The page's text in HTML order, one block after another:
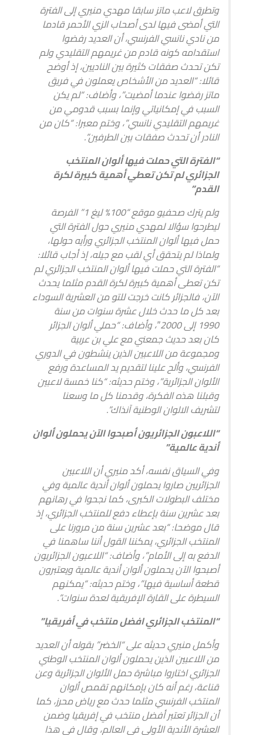
وتطرق لاعب ماتز سابقا مهدي منيري إلى الفترة
التي أمضى فيها لدى أصحاب الزي الأحمر قادما
من نادي نانسي الفرنسي، أن العديد رفضوا
استقدامه كونه قادم من غريمهم التقليدي ولم
تكن تحدث صفقات كثيرة بين الناديين، إذ أوضح
قائلا: “العديد من الأشخاص يعملون في فريق
ماتز رفضوا عندما أمضيت”، وأضاف: “لم يكن
السبب في إمكانياتي وإنما بسبب قدومي من
غريمهم التقليدي نانسي”، وختم معبرا: “كان من
النادر أن تحدث صفقات بين الطرفين”.
“الفترة التي حملت فيها ألوان المنتخب
الجزائري لم تكن تعطي أهمية كبيرة لكرة
القدم”
ولم يترك صحفيو موقع “100% ليغ 1” الفرصة
ليطرحوا سؤالا لمهدي منيري حول الفترة التي
حمل فيها ألوان المنتخب الجزائري ورأيه حولها،
ولماذا لم يتحقق أي لقب مع جيله، إذ أجاب قائلا:
“الفترة التي حملت فيها ألوان المنتخب الجزائري لم
تكن تعطى أهمية كبيرة لكرة القدم مثلما يحدث
الآن، فالجزائر كانت خرجت للتو من العشرية السوداء
بعد كل ما حدث خلال عشرة سنوات من سنة
1990 إلى 2000″، وأضاف: “حملي ألوان الجزائر
كان بعد حديث جمعني مع علي بن عربية
ومجموعة من اللاعبين الذين ينشطون في الدوري
الفرنسي، وألح علينا لتقديم يد المساعدة ورفع
الألوان الجزائرية”، وختم حديثه: “كنا خمسة لاعبين
وقبلنا هذه الفكرة، وقدمنا كل ما وسعنا
لتشريف الالوان الوطنية آنذاك”.
“اللاعبون الجزائريون أصبحوا الآن يحملون ألوان
أندية عالمية”
وفي السياق نفسه، أكد منيري أن اللاعبين
الجزائريين صاروا يحملون ألوان أندية عالمية وفي
مختلف البطولات الكبرى، كما نجحوا في رهانهم
بعد عشرين سنة بإعطاء دفع للمنتخب الجزائري، إذ
قال موضحا: “بعد عشرين سنة من مرورنا على
المنتخب الجزائري، يمكننا القول أننا ساهمنا في
الدفع به إلى الأمام”، وأضاف: “اللاعبون الجزائريون
أصبحوا الآن يحملون ألوان أندية عالمية ويعتبرون
قطعة أساسية فيها”، وختم حديثه: “يمكنهم
السيطرة على القارة الإفريقية لعدة سنوات”.
“المنتخب الجزائري افضل منتخب في أفريقيا”
وأكمل منيري حديثه على “الخضر” بقوله أن العديد
من اللاعبين الذين يحملون ألوان المنتخب الوطني
الجزائري اختاروا مباشرة حمل الألوان الجزائرية وعن
قناعة، رغم أنه كان بإمكانهم تقمص ألوان
المنتخب الفرنسي مثلما حدث مع رياض محرز، كما
أن الجزائر تعتبر أفضل منتخب في إفريقيا وضمن
العشرة الأندية الأولى في العالم، وقال في هذا